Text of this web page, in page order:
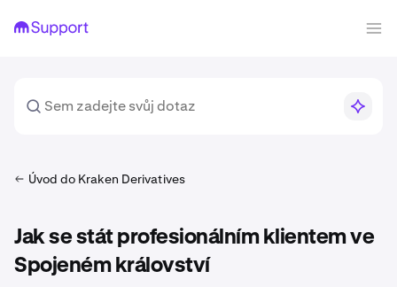
Úvod do Kraken Derivatives
Jak se stát profesionálním klientem ve
Spojeném království